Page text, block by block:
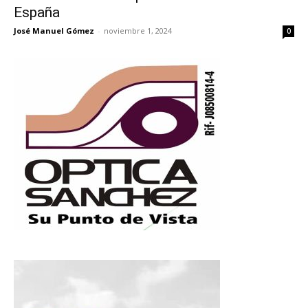
España
José Manuel Gómez - noviembre 1, 2024 0